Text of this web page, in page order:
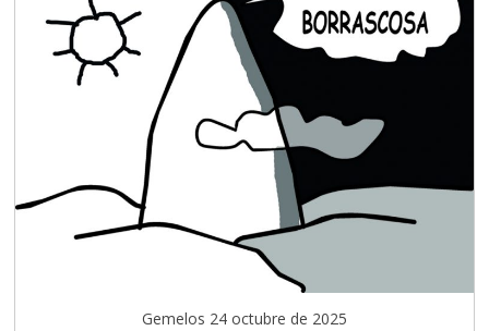
Gemelos 24 octubre de 2025